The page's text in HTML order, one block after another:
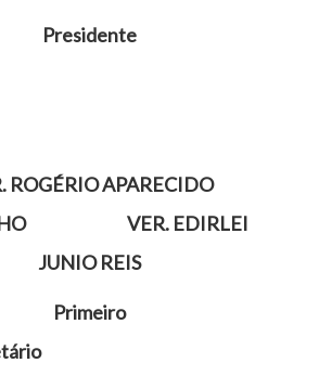
Presidente
ROGÉRIO APARECIDO
VER. EDIRLEI
JUNIO REIS
Primeiro